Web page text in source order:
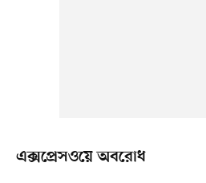
এক্সপ্রেসওয়ে অবরোধ